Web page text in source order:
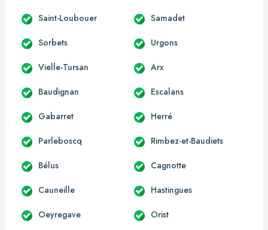
Saint-Loubouer Samadet
Sorbets Urgons
Vielle-Tursan Arx
Baudignan Escalans
Gabarret Herré
Parleboscq Rimbez-et-Baudiets
Bélus Cagnotte
Cauneille Hastingues
Oeyregave Orist